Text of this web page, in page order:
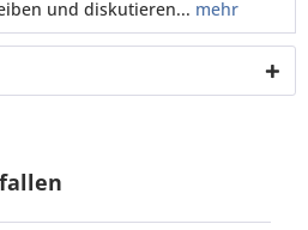
und diskutieren... mehr